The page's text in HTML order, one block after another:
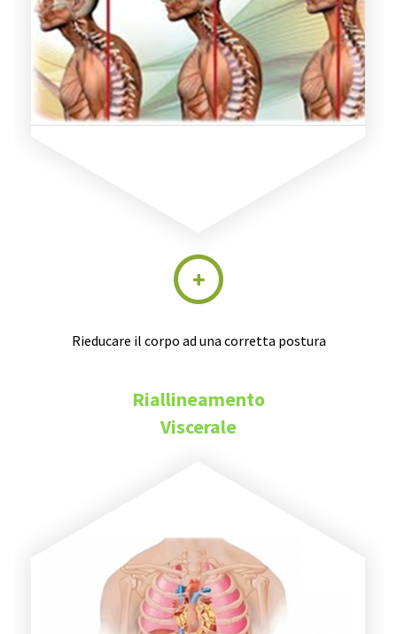
Rieducare il corpo ad una corretta postura
Riallineamento
Viscerale